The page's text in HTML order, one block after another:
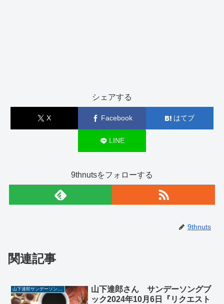
シェアする
X Facebook はてブ
LINE
9thnutsをフォローする
9thnuts
関連記事
山下達郎さん サンデーソングブ
ック2024年10月6日『リクエスト